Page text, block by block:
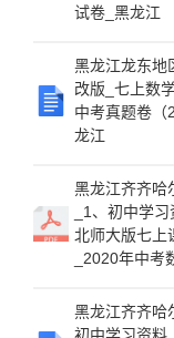
试卷_黑龙江
黑龙江龙东地
改版_七上数
中考真题卷（
龙江
黑龙江齐齐哈
_1、初中学
北师大版七上
_2020年中考
黑龙江齐齐哈